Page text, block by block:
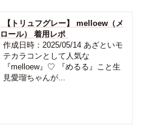
【トリュフグレー】 melloew（メ
ロール） 着用レポ
作成日時：2025/05/14 あざといモ
テカラコンとして人気な
『melloew』♡ 『めるる』こと生
見愛瑠ちゃんが...